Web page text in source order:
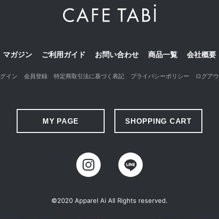
マガジン ご利用ガイド お問い合わせ 商品一覧 会社概要
イン 会員登録 特定商取引法に基づく表記 プライバシーポリシー ログア
MY PAGE SHOPPING CART
©2020 Apparel Ai All Rights reserved.